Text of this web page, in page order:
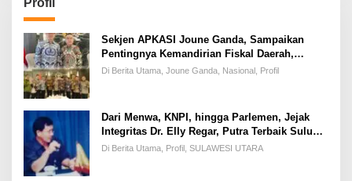
Sekjen APKASI Joune Ganda, Sampaikan
Pentingnya Kemandirian Fiskal Daerah,
Dihadapan Pimpinan DPR-RI
Di Berita Utama, Joune Ganda, Nasional, Profil
Dari Menwa, KNPI, hingga Parlemen, Jejak
Integritas Dr. Elly Regar, Putra Terbaik Suluun
yang Disegani Lintas Generasi
Di Berita Utama, Profil, SULAWESI UTARA